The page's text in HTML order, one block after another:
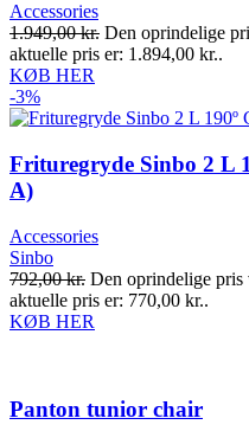
Accessories
1.949,00kr. Den oprindelige
aktuelle pris er: 1.894,00 kr..
KØB HER
-3%
Frituregryde Sinbo 2 L
A)
Accessories
Sinbo
792,00kr. Den oprindelige pris
aktuelle pris er: 770,00 kr..
KØB HER
Panton tunior chair